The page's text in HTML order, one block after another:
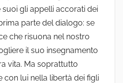
gli appelli accorati dei
parte del dialogo: se
che risuona nel nostro
il suo insegnamento
vita. Ma soprattutto
con lui nella libertà dei figli